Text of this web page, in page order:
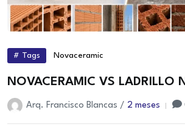
# Tags Novaceramic
NOVACERAMIC VS LADRILLO
Arq. Francisco Blancas / 2 meses